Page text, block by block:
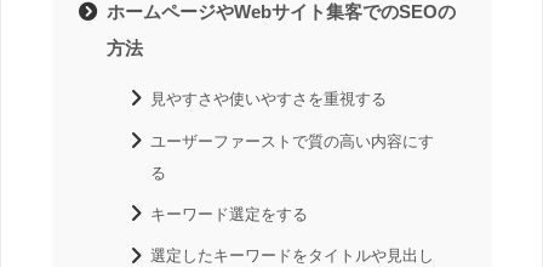
ホームページやWebサイト集客でのSEOの
方法
見やすさや使いやすさを重視する
ユーザーファーストで質の高い内容にす
る
キーワード選定をする
選定したキーワードをタイトルや見出し